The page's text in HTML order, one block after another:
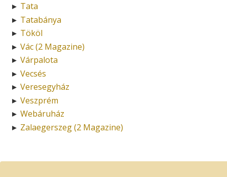
► Tata
► Tatabánya
► Tököl
► Vác (2 Magazine)
► Várpalota
► Vecsés
► Veresegyház
► Veszprém
► Webáruház
► Zalaegerszeg (2 Magazine)